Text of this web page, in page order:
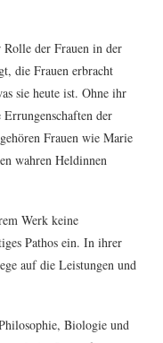
Rolle der Frauen in der
die Frauen erbracht
sie heute ist. Ohne ihr
der
Frauen wie Marie
wahren Heldinnen
Werk keine
Pathos ein. In ihrer
auf die Leistungen und
Biologie und